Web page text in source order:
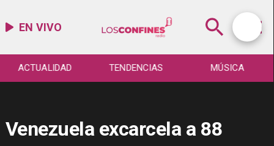
EN VIVO
ACTUALIDAD TENDENCIAS MÚSICA
Venezuela excarcela a 88